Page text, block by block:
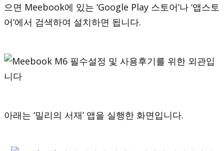
으면 Meebook에 있는 ‘Google Play 스토어’나 ‘앱스토
어’에서 검색하여 설치하면 됩니다.
아래는 ‘밀리의 서재’ 앱을 실행한 화면입니다.